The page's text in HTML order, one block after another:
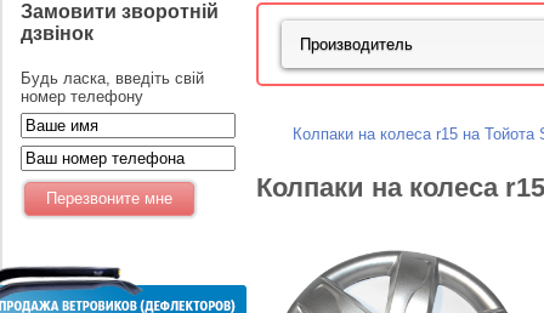
Замовити зворотній
дзвінок
Будь ласка, введіть свій
номер телефону
Колпаки на колеса r15 на Тойота
Колпаки на колеса